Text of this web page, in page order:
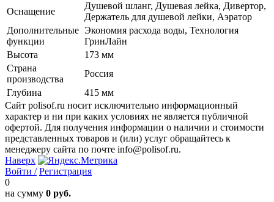
Оснащение
Душевой шланг, Душевая лейка, Дивертор,
Держатель для душевой лейки, Аэратор
Дополнительные
функции
Экономия расхода воды, Технология
ГринЛайн
Высота
173 мм
Страна
производства
Россия
Глубина
415 мм
Сайт polisof.ru носит исключительно информационный
характер и ни при каких условиях не является публичной
офертой. Для получения информации о наличии и стоимости
представленных товаров и (или) услуг обращайтесь к
менеджеру сайта по почте info@polisof.ru.
Наверх
Войти / Регистрация
0
на сумму 0 руб.